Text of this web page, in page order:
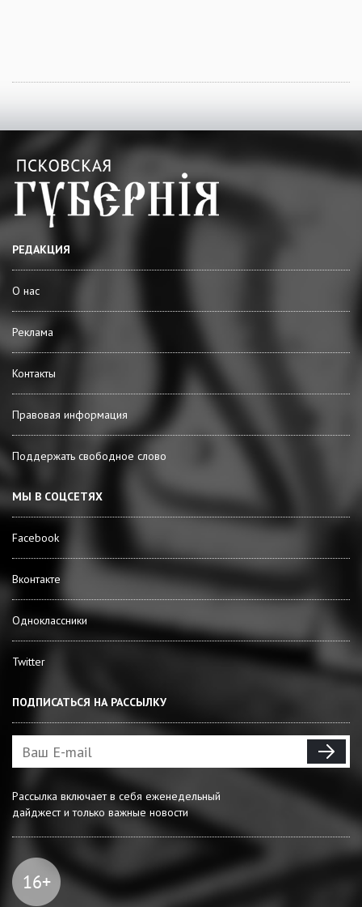
РЕДАКЦИЯ
О нас
Реклама
Контакты
Правовая информация
Поддержать свободное слово
МЫ В СОЦСЕТЯХ
Facebook
Вконтакте
Одноклассники
Twitter
ПОДПИСАТЬСЯ НА РАССЫЛКУ
Рассылка включает в себя еженедельный
дайджест и только важные новости